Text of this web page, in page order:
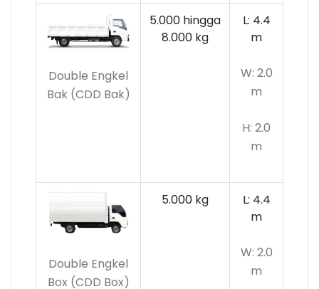
Double Engkel
Bak (CDD Bak)
5.000 hingga
8.000 kg
L: 4.4
m
W: 2.0
m
H: 2.0
m
Double Engkel
Box (CDD Box)
5.000 kg
L: 4.4
m
W: 2.0
m